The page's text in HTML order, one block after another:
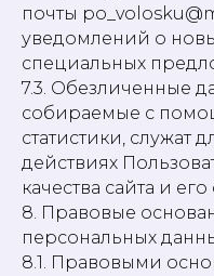
почты
уведомлений о
специальных
7.3. Обезличенные
собираемые с
статистики,
действиях
качества сайта и
8. Правовые
персональных
8.1. Правовыми